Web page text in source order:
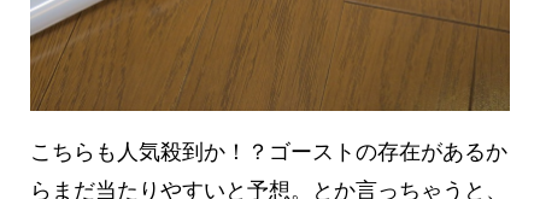
こちらも人気殺到か！？ゴーストの存在があるか
らまだ当たりやすいと予想。とか言っちゃうと、